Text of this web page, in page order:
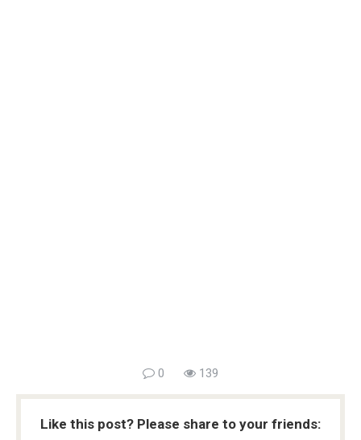
0 139
Like this post? Please share to your friends: